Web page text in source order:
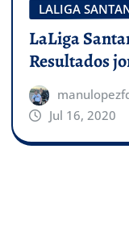
LALIGA
LaLiga
Resultados
Jul 16, 2020